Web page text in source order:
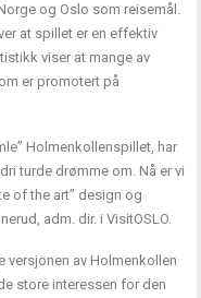
og Oslo som reisemål.
at spillet er en effektiv
viser at mange av
er promotert på
Holmenkollenspillet, har
turde drømme om. Nå er vi
of the art” design og
adm. dir. i VisitOSLO.
versjonen av Holmenkollen
store interessen for den